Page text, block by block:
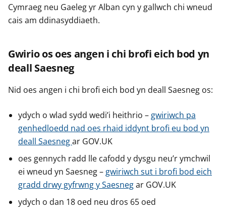
Cymraeg neu Gaeleg yr Alban cyn y gallwch chi wneud
cais am ddinasyddiaeth.
Gwirio os oes angen i chi brofi eich bod yn
deall Saesneg
Nid oes angen i chi brofi eich bod yn deall Saesneg os:
ydych o wlad sydd wedi’i heithrio – gwiriwch pa
genhedloedd nad oes rhaid iddynt brofi eu bod yn
deall Saesnegar GOV.UK
oes gennych radd lle cafodd y dysgu neu’r ymchwil
ei wneud yn Saesneg – gwiriwch sut i brofi bod eich
gradd drwy gyfrwng y Saesnegar GOV.UK
ydych o dan 18 oed neu dros 65 oed